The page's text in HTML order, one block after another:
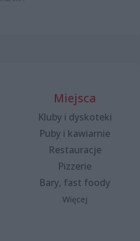
Miejsca
Kluby i dyskoteki
Puby i kawiarnie
Restauracje
Pizzerie
Bary, fast foody
Więcej